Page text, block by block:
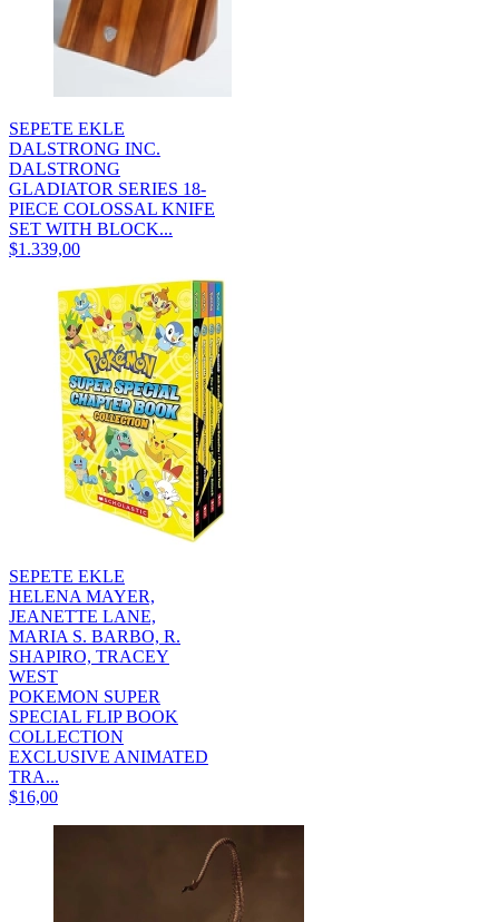
SEPETE EKLE
DALSTRONG INC.
DALSTRONG
GLADIATOR SERIES 18-
PIECE COLOSSAL KNIFE
SET WITH BLOCK...
$1.339,00
SEPETE EKLE
HELENA MAYER,
JEANETTE LANE,
MARIA S. BARBO, R.
SHAPIRO, TRACEY
WEST
POKEMON SUPER
SPECIAL FLIP BOOK
COLLECTION
EXCLUSIVE ANIMATED
TRA...
$16,00